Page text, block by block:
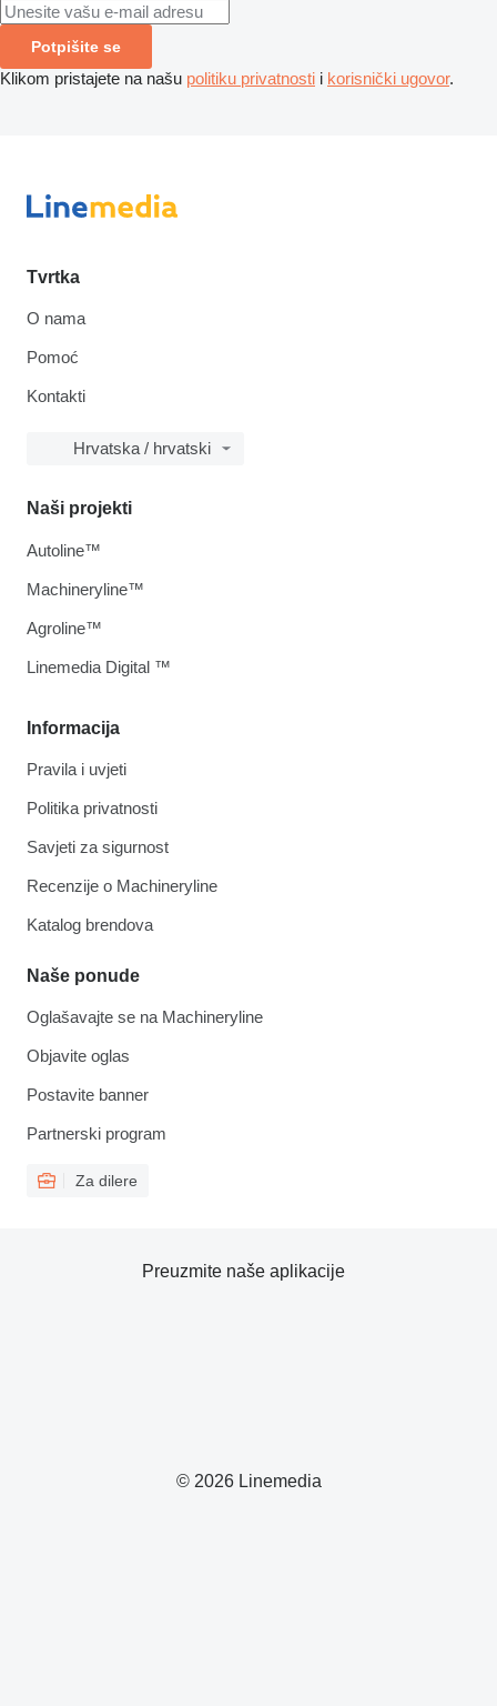
Potpišite se
Klikom pristajete na našu politiku privatnosti i korisnički ugovor.
Tvrtka
O nama
Pomoć
Kontakti
Hrvatska / hrvatski
Informacija
Pravila i uvjeti
Politika privatnosti
Savjeti za sigurnost
Recenzije o Machineryline
Katalog brendova
Naše ponude
Oglašavajte se na Machineryline
Objavite oglas
Postavite banner
Partnerski program
Za dilere
Naši projekti
Autoline™
Machineryline™
Agroline™
Linemedia Digital ™
© 2026 Linemedia
Preuzmite naše aplikacije